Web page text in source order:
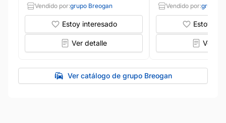
Vendido por:grupo Breogan
Estoy interesado
Ver detalle
Vendido por:grupo
Estoy
Ver
Ver catálogo de grupo Breogan